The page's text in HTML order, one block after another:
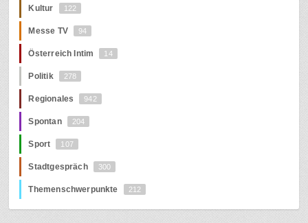
Kultur 122
Messe TV 94
Österreich Intim 14
Politik 278
Regionales 942
Spontan 204
Sport 107
Stadtgespräch 300
Themenschwerpunkte 212